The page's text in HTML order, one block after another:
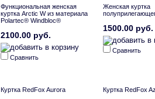
Функциональная женская
куртка Arctic W из материала
Polartec® Windbloc®
2100.00 руб.
Сравнить
Женская куртка
1500.00 руб.
Сравнить
Куртка RedFox Aurora
Куртка RedFox